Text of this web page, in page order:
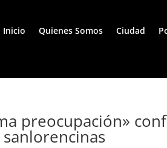
Inicio Quienes Somos Ciudad
preocupación»